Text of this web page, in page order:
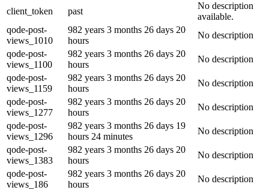
client_token
past
No description
available.
qode-post-
views_1010
982 years 3 months 26 days 20
hours
No description
qode-post-
views_1100
982 years 3 months 26 days 20
hours
No description
qode-post-
views_1159
982 years 3 months 26 days 20
hours
No description
qode-post-
views_1277
982 years 3 months 26 days 20
hours
No description
qode-post-
views_1296
982 years 3 months 26 days 19
hours 24 minutes
No description
qode-post-
views_1383
982 years 3 months 26 days 20
hours
No description
qode-post-
views_186
982 years 3 months 26 days 20
hours
No description